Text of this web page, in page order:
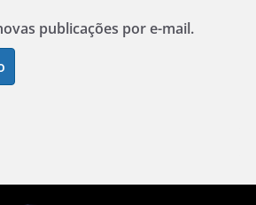
publicações por e-mail.